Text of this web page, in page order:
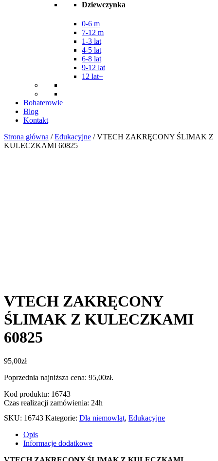
Dziewczynka
0-6 m
7-12 m
1-3 lat
4-5 lat
6-8 lat
9-12 lat
12 lat+
Bohaterowie
Blog
Kontakt
Strona główna /Edukacyjne / VTECH ZAKRĘCONY ŚLIMAK Z
KULECZKAMI 60825
VTECH ZAKRĘCONY
ŚLIMAK Z KULECZKAMI
60825
95,00zł
Poprzednia najniższa cena: 95,00zł.
Kod produktu: 16743
Czas realizacji zamówienia: 24h
SKU: 16743 Kategorie: Dla niemowląt, Edukacyjne
Opis
Informacje dodatkowe